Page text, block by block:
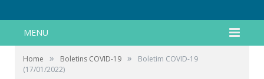
MENU
Home » Boletins COVID-19 »
Boletim COVID-19
(17/01/2022)